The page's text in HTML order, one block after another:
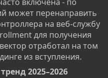
включена - по
может перенаправить
на веб-службу
для получения
отработал на том
из вступления.
2025–2026​